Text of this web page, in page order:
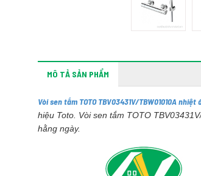
MÔ TẢ SẢN PHẨM
Vòi sen tắm TOTO TBV03431V/TBW01010A nhiệt
hiệu Toto. Vòi sen tắm TOTO
hằng ngày.